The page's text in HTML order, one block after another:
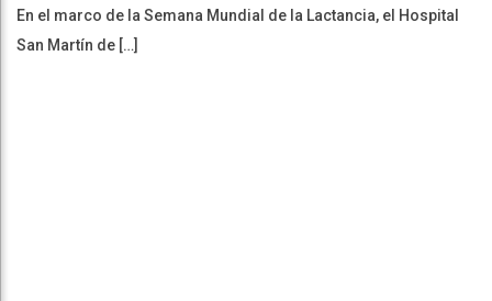
En el marco de la Semana Mundial de la Lactancia, el Hospital
San Martín de […]